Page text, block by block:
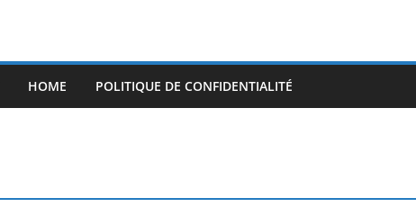
HOME POLITIQUE DE CONFIDENTIALITÉ